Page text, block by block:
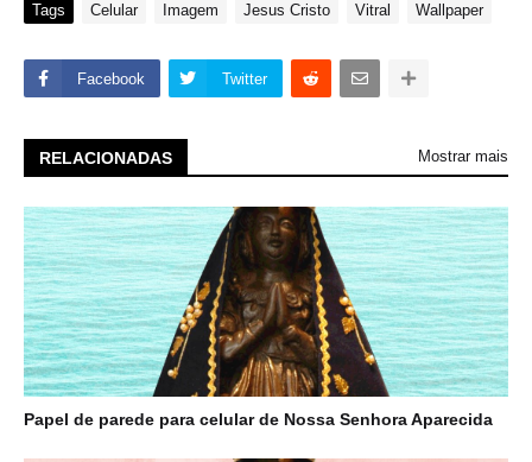
Tags Celular Imagem Jesus Cristo Vitral Wallpaper
Facebook Twitter
RELACIONADAS Mostrar mais
Papel de parede para celular de Nossa Senhora Aparecida